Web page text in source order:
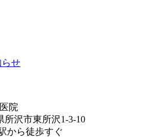
らせ
沢市東所沢1-3-10
から徒歩すぐ